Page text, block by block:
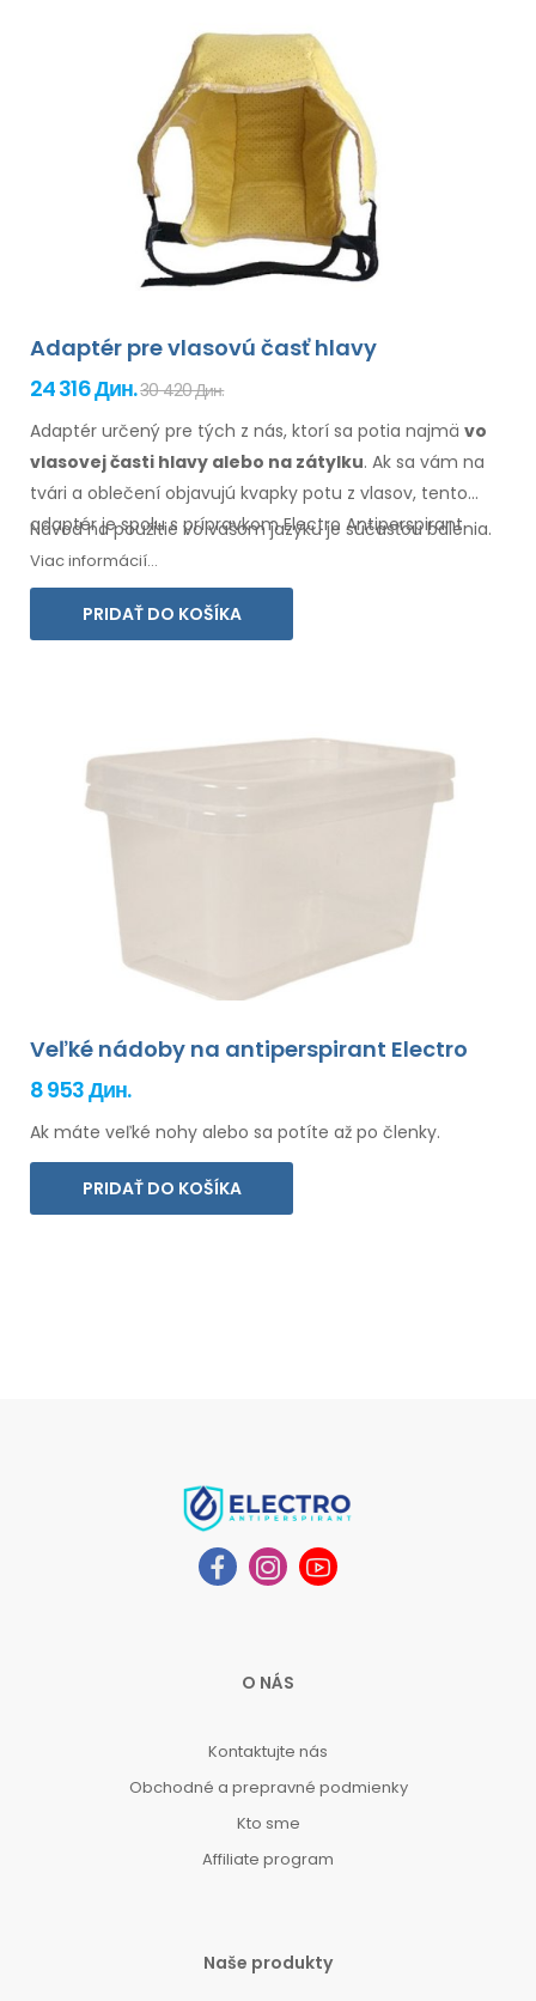
Adaptér pre vlasovú časť hlavy
24 316 Дин.30 420 Дин.
Adaptér určený pre tých z nás, ktorí sa potia najmä vo
vlasovejčasti hlavy alebo na zátylku. Ak sa vám na
tvári a oblečení objavujú kvapky potu z vlasov, tento
adaptér je spolu s prípravkom Electro Antiperspirant
Forte alebo Electro Antiperspirant ELITE určený práve pre
vás.
Návod na použitie vo vašom jazyku je súčasťou balenia.
Viac informácií...
PRIDAŤ DO KOŠÍKA
Veľké nádoby na antiperspirant Electro
8 953 Дин.
Ak máte veľké nohy alebo sa potíte až po členky.
PRIDAŤ DO KOŠÍKA
O NÁS
Kontaktujte nás
Obchodné a prepravné podmienky
Kto sme
Affiliate program
Naše produkty